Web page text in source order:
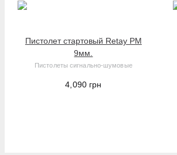
Kipo
Пистолет стартовый Retay PM
9мм.
Пистолеты сигнально-шумовые
4,090 грн